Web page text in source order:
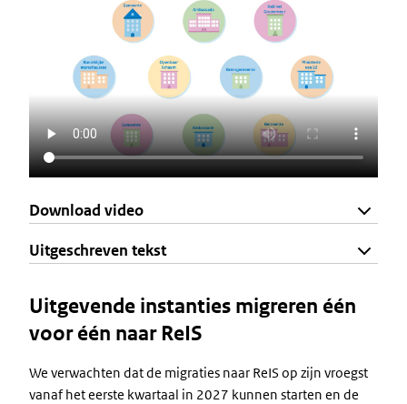
Download video
Uitgeschreven tekst
Uitgevende instanties migreren één
voor één naar ReIS
We verwachten dat de migraties naar ReIS op zijn vroegst
vanaf heteerste kwartaal in 2027 kunnen starten en de